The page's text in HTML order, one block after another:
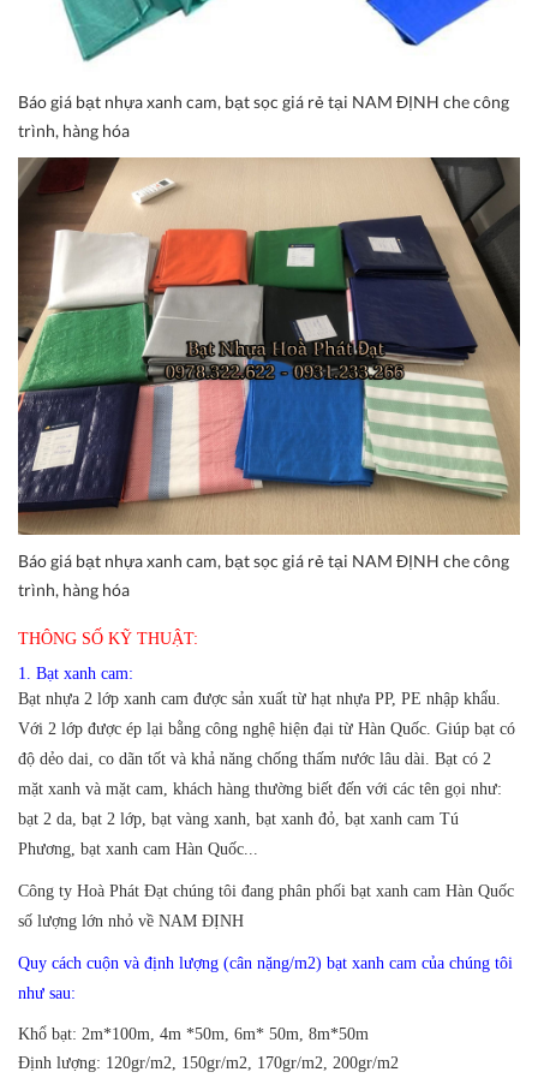
Báo giá bạt nhựa xanh cam, bạt sọc giá rẻ tại NAM ĐỊNH che công
trình, hàng hóa
Báo giá bạt nhựa xanh cam, bạt sọc giá rẻ tại NAM ĐỊNH che công
trình, hàng hóa
THÔNG SỐ KỸ THUẬT:
1. Bạt xanh cam:
Bạt nhựa 2 lớp xanh cam được sản xuất từ hạt nhựa PP, PE nhập khẩu.
Với 2 lớp được ép lại bằng công nghệ hiện đại từ Hàn Quốc. Giúp bạt có
độ dẻo dai, co dãn tốt và khả năng chống thấm nước lâu dài. Bạt có 2
mặt xanh và mặt cam, khách hàng thường biết đến với các tên gọi như:
bạt 2 da, bạt 2 lớp, bạt vàng xanh, bạt xanh đỏ, bạt xanh cam Tú
Phương, bạt xanh cam Hàn Quốc...
Công ty Hoà Phát Đạt chúng tôi đang phân phối bạt xanh cam Hàn Quốc
số lượng lớn nhỏ về NAM ĐỊNH
Quy cách cuộn và định lượng (cân nặng/m2) bạt xanh cam của chúng tôi
như sau:
Khổ bạt: 2m*100m, 4m *50m, 6m* 50m, 8m*50m
Định lượng: 120gr/m2, 150gr/m2, 170gr/m2, 200gr/m2